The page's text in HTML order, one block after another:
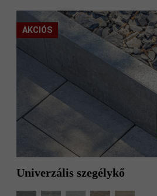
AKCIÓS
Univerzális szegélykő